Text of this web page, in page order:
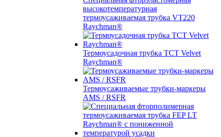
высокотемпературная
термоусаживаемая трубка VT220
Raychman®
Термоусадочная трубка TCT Velvet
Raychman®
Термоусаживаемые трубки-маркеры
AMS / RSFR